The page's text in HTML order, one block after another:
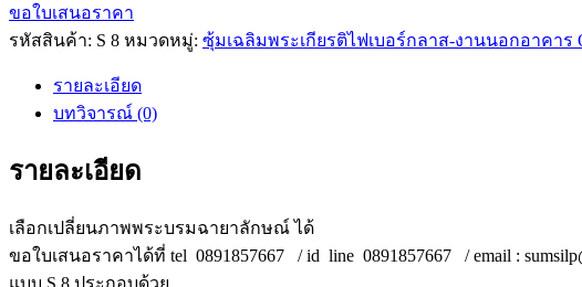
ขอใบเสนอราคา
รหัสสินค้า: S 8 หมวดหมู่: ซุ้มเฉลิมพระเกียรติไฟเบอร์กลาส-งานนอกอาคาร
รายละเอียด
บทวิจารณ์ (0)
รายละเอียด
เลือกเปลี่ยนภาพพระบรมฉายาลักษณ์ ได้
ขอใบเสนอราคาได้ที่ tel 0891857667 / id line 0891857667 / email :
แบบ S 8 ประกอบด้วย